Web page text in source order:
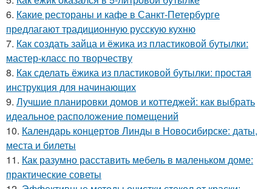
6. Какие рестораны и кафе в Санкт-Петербурге
предлагают традиционную русскую кухню
7. Как создать зайца и ёжика из пластиковой бутылки:
мастер-класс по творчеству
8. Как сделать ёжика из пластиковой бутылки: простая
инструкция для начинающих
9. Лучшие планировки домов и коттеджей: как выбрать
идеальное расположение помещений
10. Календарь концертов Линды в Новосибирске: даты,
места и билеты
11. Как разумно расставить мебель в маленьком доме:
практические советы